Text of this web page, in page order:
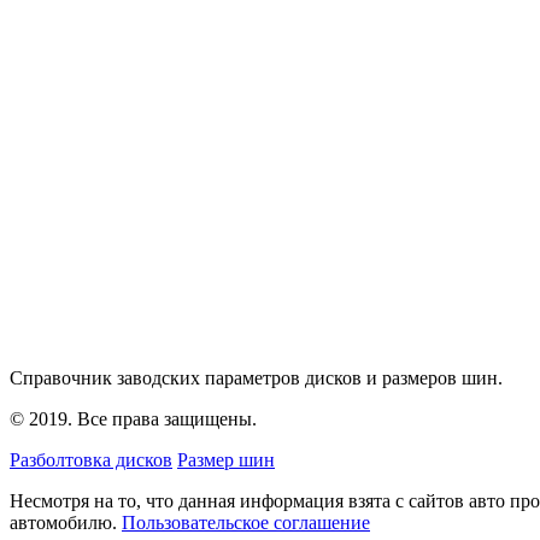
Справочник заводских параметров дисков и размеров шин.
© 2019. Все права защищены.
Разболтовка дисков Размер шин
Несмотря на то, что данная информация взята с сайтов авто
автомобилю. Пользовательское соглашение